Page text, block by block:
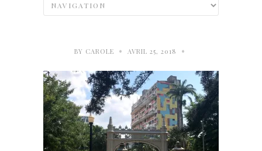
BY CAROLE • AVRIL 25, 2018 •